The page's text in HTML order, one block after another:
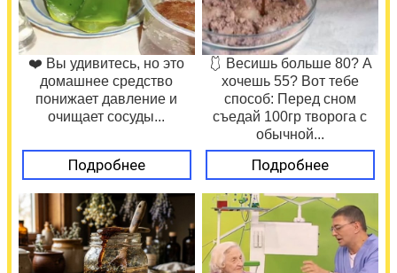
❤️ Вы удивитесь, но это
домашнее средство
понижает давление и
очищает сосуды...
Подробнее
🩱 Весишь больше 80? А
хочешь 55? Вот тебе
способ: Перед сном
съедай 100гр творога с
обычной...
Подробнее